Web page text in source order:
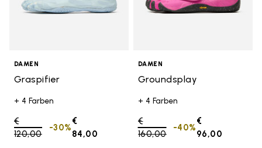
DAMEN
Graspifier
+ 4 Farben
Price reduced from
€
120,00to
€
84,00
-30%
DAMEN
Groundsplay
+ 4 Farben
Price reduced from
€
160,00to
€
96,00
-40%